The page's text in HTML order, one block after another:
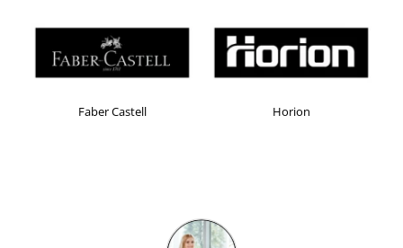
Ochelari de protectie si viziere
Masti de protectie respiratorie
Pachete promotionale
Articole de unica folosinta
Faber Castell Horion